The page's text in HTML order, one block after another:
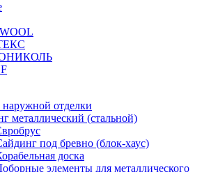
отделки
металлический (стальной)
под бревно (блок-хаус)
доска
элементы для металлического